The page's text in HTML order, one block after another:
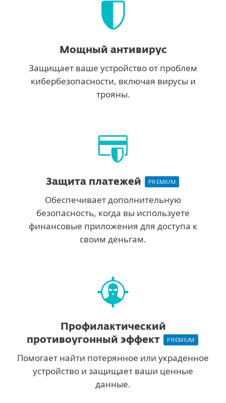
Мощный антивирус
Защищает ваше устройство от проблем
кибербезопасности, включая вирусы и
трояны.
Защита платежей PREMIUM
Обеспечивает дополнительную
безопасность, когда вы используете
финансовые приложения для доступа к
своим деньгам.
Профилактический
противоугонный эффект
PREMIUM
Помогает найти потерянное или украденное
устройство и защищает ваши ценные
данные.